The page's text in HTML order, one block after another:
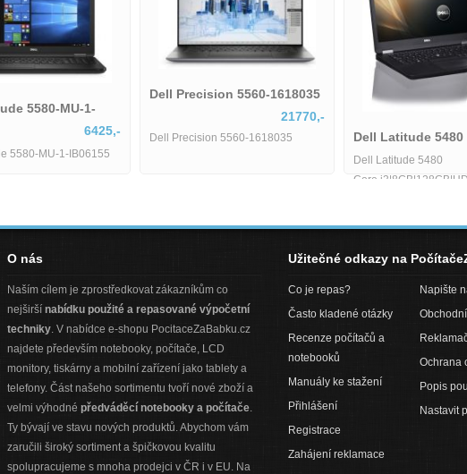
5580-MU-1-
6425,-
5580-MU-1-IB06155
Dell Precision 5560-1618035
21770,-
Dell Precision 5560-1618035 Dell Latitude 5480
Dell Latitude 5480
Core i3|8GB|128GB|HD
O nás
Naším cílem je zprostředkovat zákazníkům co
nejširšínabídku použité a repasované výpočetní
techniky. V nabídce e-shopu PocitaceZaBabku.cz
najdete především notebooky, počítače, LCD
monitory, tiskárny a mobilní zařízení jako tablety a
telefony. Část našeho sortimentu tvoří nové zboží a
velmi výhodnépředváděcí notebooky a počítače.
Ty bývají ve stavu nových produktů. Abychom vám
zaručili široký sortiment a špičkovou kvalitu
spolupracujeme s mnoha prodejci v ČR i v EU. Na
Užitečné odkazy na
Co je repas?
Často kladené otázky
Recenze počítačů a
notebooků
Manuály ke stažení
Přihlášení
Registrace
Zahájení reklamace
Napište
Ochrana
Popis
Nastavit